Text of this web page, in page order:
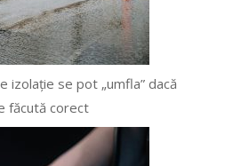
izolație se pot „umfla” dacă
făcută corect